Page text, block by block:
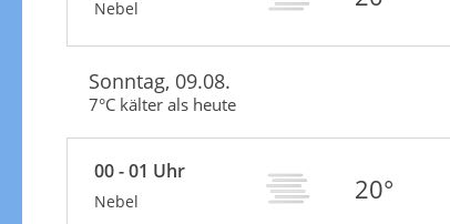
Nebel
Sonntag, 09.08.
7°C kälter als heute
00 - 01 Uhr
Nebel 20°